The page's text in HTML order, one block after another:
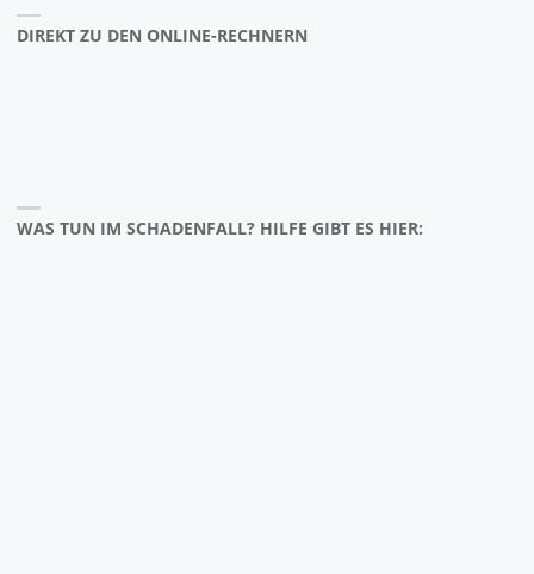
DIREKT ZU DEN ONLINE-RECHNERN
WAS TUN IM SCHADENFALL? HILFE GIBT ES HIER: